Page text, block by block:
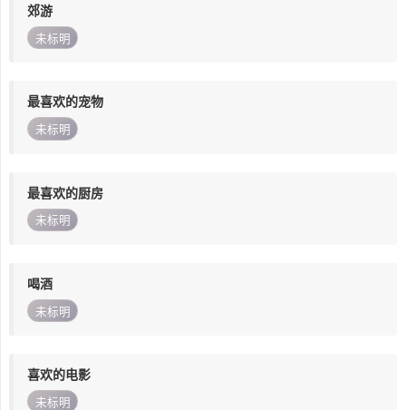
郊游
未标明
最喜欢的宠物
未标明
最喜欢的厨房
未标明
喝酒
未标明
喜欢的电影
未标明